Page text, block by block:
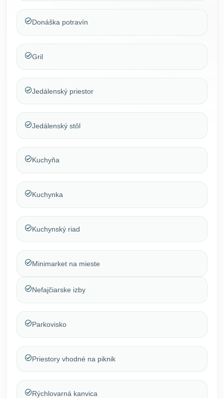
Donáška potravín
Gril
Jedálenský priestor
Jedálenský stôl
Kuchyňa
Kuchynka
Kuchynský riad
Minimarket na mieste
Nefajčiarske izby
Parkovisko
Priestory vhodné na piknik
Rýchlovarná kanvica